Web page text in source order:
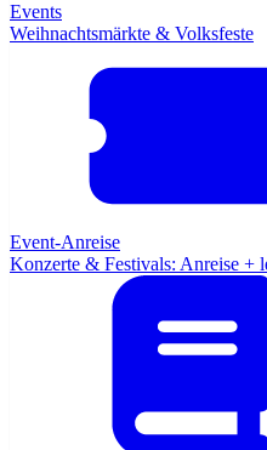
Events
Weihnachtsmärkte & Volksfeste
Event-Anreise
Konzerte & Festivals: Anreise +